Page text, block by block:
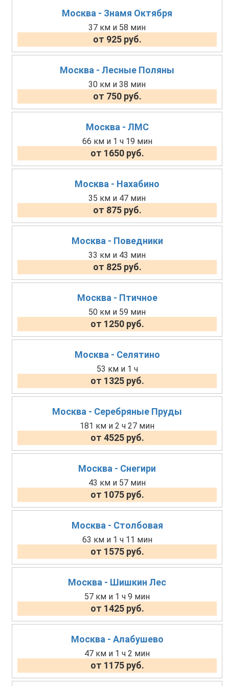
Москва - Знамя Октября
37 км и 58 мин
от 925 руб.
Москва - Лесные Поляны
30 км и 38 мин
от 750 руб.
Москва - ЛМС
66 км и 1 ч 19 мин
от 1650 руб.
Москва - Нахабино
35 км и 47 мин
от 875 руб.
Москва - Поведники
33 км и 43 мин
от 825 руб.
Москва - Птичное
50 км и 59 мин
от 1250 руб.
Москва - Селятино
53 км и 1 ч
от 1325 руб.
Москва - Серебряные Пруды
181 км и 2 ч 27 мин
от 4525 руб.
Москва - Снегири
43 км и 57 мин
от 1075 руб.
Москва - Столбовая
63 км и 1 ч 11 мин
от 1575 руб.
Москва - Шишкин Лес
57 км и 1 ч 9 мин
от 1425 руб.
Москва - Алабушево
47 км и 1 ч 2 мин
от 1175 руб.